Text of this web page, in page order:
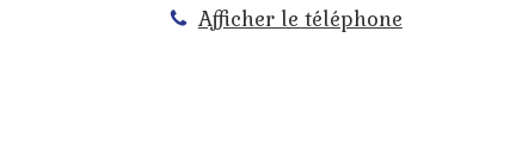
Afficher le téléphone